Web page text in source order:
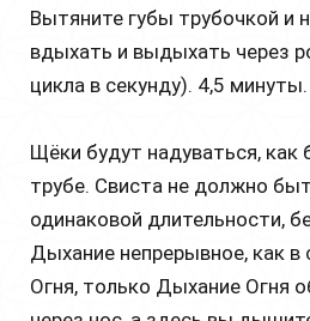
Вытяните губы трубочкой и
вдыхать и выдыхать через
цикла в секунду). 4,5 минуты.
Щёки будут надуваться, как
трубе. Свиста не должно
одинаковой длительности,
Дыхание непрерывное, как в
Огня, только Дыхание Огня